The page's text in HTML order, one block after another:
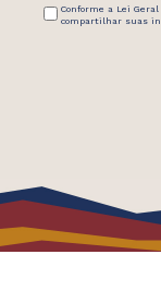
Conforme a Lei
compartilhar suas